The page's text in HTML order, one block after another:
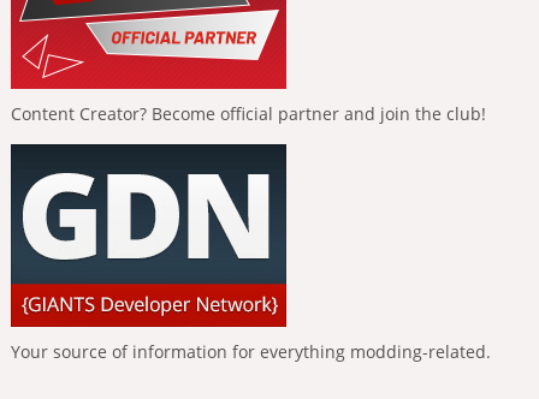
Content Creator? Become official partner and join the club!
Your source of information for everything modding-related.